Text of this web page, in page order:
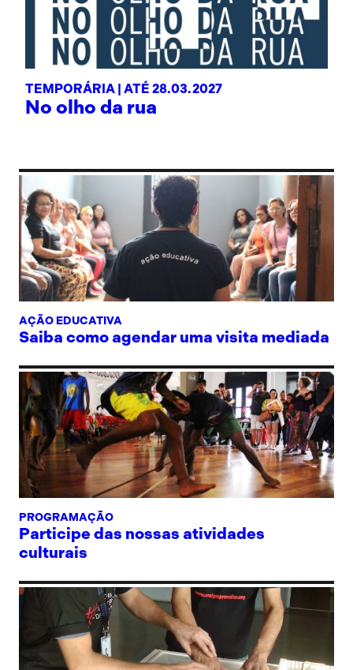
TEMPORÁRIA | ATÉ 28.03.2027
No olho da rua
AÇÃO EDUCATIVA
Saiba como agendar uma visita mediada
PROGRAMAÇÃO
Participe das nossas atividades
culturais